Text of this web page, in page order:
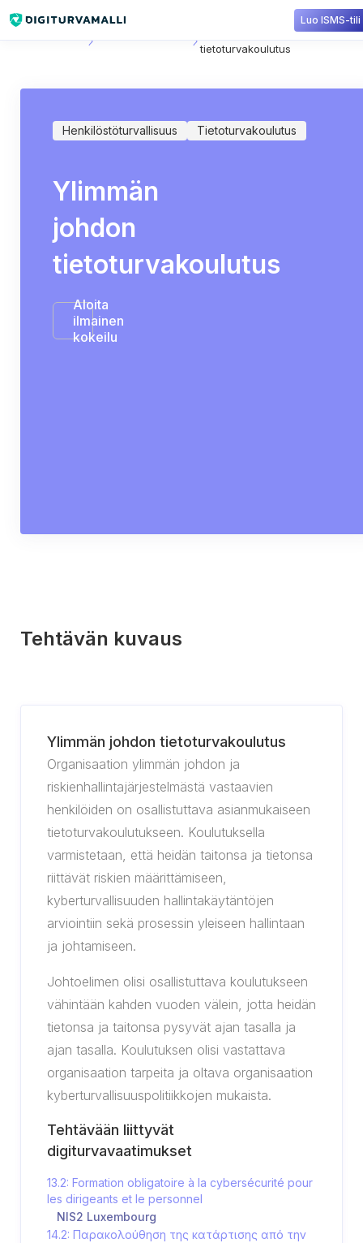
Luo ISMS-tili
tietoturvakoulutus
Henkilöstöturvallisuus Tietoturvakoulutus
Ylimmän
johdon
tietoturvakoulutus
Aloita
ilmainen
kokeilu
Tehtävän kuvaus
Ylimmän johdon tietoturvakoulutus
Organisaation ylimmän johdon ja
riskienhallintajärjestelmästä vastaavien
henkilöiden on osallistuttava asianmukaiseen
tietoturvakoulutukseen. Koulutuksella
varmistetaan, että heidän taitonsa ja tietonsa
riittävät riskien määrittämiseen,
kyberturvallisuuden hallintakäytäntöjen
arviointiin sekä prosessin yleiseen hallintaan
ja johtamiseen.
Johtoelimen olisi osallistuttava koulutukseen
vähintään kahden vuoden välein, jotta heidän
tietonsa ja taitonsa pysyvät ajan tasalla ja
ajan tasalla. Koulutuksen olisi vastattava
organisaation tarpeita ja oltava organisaation
kyberturvallisuuspolitiikkojen mukaista.
Tehtävään liittyvät
digiturvavaatimukset
13.2: Formation obligatoire à la cybersécurité pour
les dirigeants et le personnel
NIS2 Luxembourg
14.2: Παρακολούθηση της κατάρτισης από την